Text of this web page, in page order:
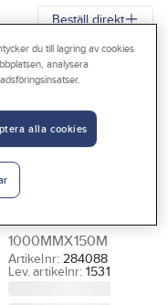
Beställ direkt
Bubbelfolie
Aircap EL
BUBBELFOLIE
1000MMX150M
Artikelnr: 284088
Lev. artikelnr: 1531
du till lagring av cookies
analysera
alla cookies